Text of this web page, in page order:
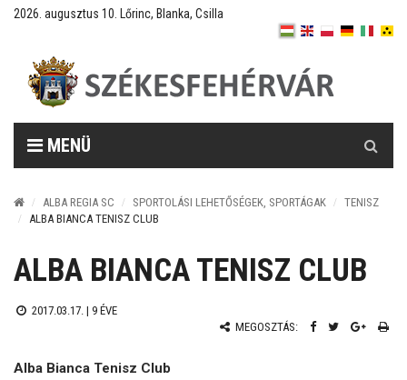
2026. augusztus 10. Lőrinc, Blanka, Csilla
MENÜ
ALBA REGIA SC SPORTOLÁSI LEHETŐSÉGEK, SPORTÁGAK
TENISZ
ALBA BIANCA TENISZ CLUB
ALBA BIANCA TENISZ CLUB
2017.03.17. | 9 ÉVE
MEGOSZTÁS:
Alba Bianca Tenisz Club